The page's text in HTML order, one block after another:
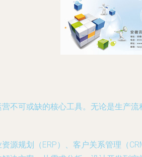
不可或缺的核心工具。无论是生产
源规划（ERP）、客户关系管理（